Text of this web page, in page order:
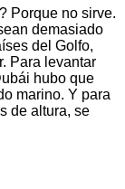
Porque no sirve.
demasiado
del Golfo,
Para levantar
hubo que
marino. Y para
de altura, se